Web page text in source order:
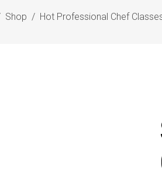
Shop / Hot Professional Chef